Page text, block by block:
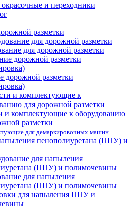
и переходники
разметки
для дорожной разметки
дорожной разметки
и комплектующие к оборудованию
разметки
для демаркировочных машин
пенополиуретана (ППУ) и
для напыления
(ППУ) и полимочевины